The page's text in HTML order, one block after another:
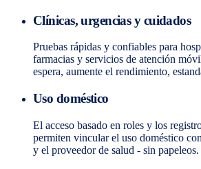
Clínicas, urgencias y cuidados
Pruebas rápidas y confiables para
farmacias y servicios de atención
espera, aumente el rendimiento,
Uso doméstico
El acceso basado en roles y los
permiten vincular el uso doméstico
y el proveedor de salud - sin papeleos.